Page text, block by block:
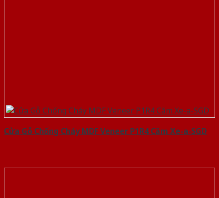
Cửa Gỗ Chống Cháy MDF Veneer P1R4 Căm Xe-a-SGD